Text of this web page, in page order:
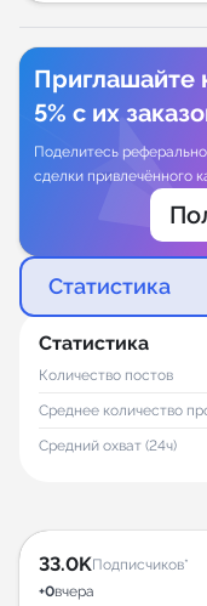
Приглашайте
5% с их
Поделитесь
сделки привлечённого
Статистика
Статистика
Количество постов
Среднее количество
Средний охват (24ч)
33.0KПодписчиков*
+0вчера